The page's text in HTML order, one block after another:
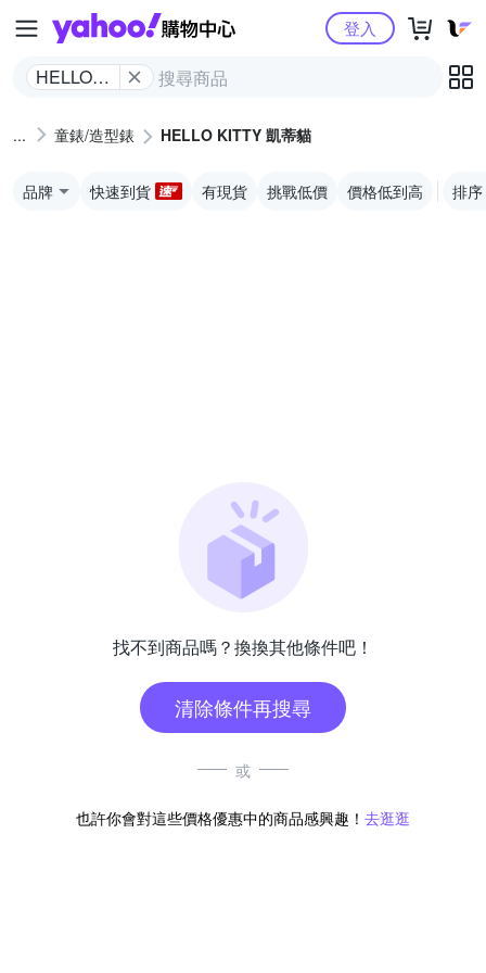
Yahoo購物中心
HELLO
蒂貓
登入
童錶/造型錶 HELLO KITTY 凱蒂貓
品牌 快速到貨 有現貨 挑戰低價 價格低到高 排序
找不到商品嗎？換換其他條件吧！
清除條件再搜尋
或
也許你會對這些價格優惠中的商品感興趣！ 去逛逛